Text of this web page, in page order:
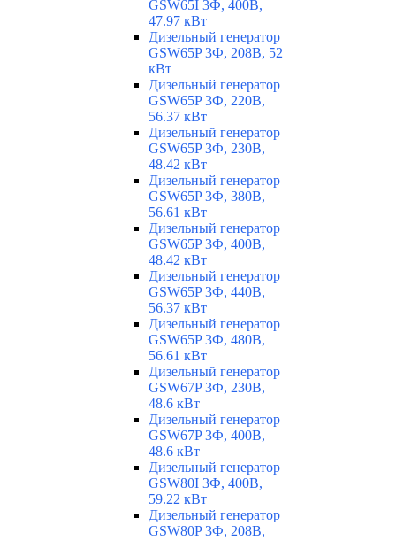
GSW65I 3Ф, 400В,
47.97 кВт
Дизельный генератор
GSW65P 3Ф, 208В, 52
кВт
Дизельный генератор
GSW65P 3Ф, 220В,
56.37 кВт
Дизельный генератор
GSW65P 3Ф, 230В,
48.42 кВт
Дизельный генератор
GSW65P 3Ф, 380В,
56.61 кВт
Дизельный генератор
GSW65P 3Ф, 400В,
48.42 кВт
Дизельный генератор
GSW65P 3Ф, 440В,
56.37 кВт
Дизельный генератор
GSW65P 3Ф, 480В,
56.61 кВт
Дизельный генератор
GSW67P 3Ф, 230В,
48.6 кВт
Дизельный генератор
GSW67P 3Ф, 400В,
48.6 кВт
Дизельный генератор
GSW80I 3Ф, 400В,
59.22 кВт
Дизельный генератор
GSW80P 3Ф, 208В,